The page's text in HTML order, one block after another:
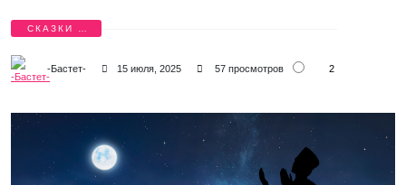
СКАЗКИ И
-Бастет- 15 июля, 2025 57 просмотров 2